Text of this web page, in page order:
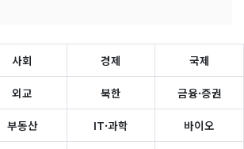
사회 경제 국제
외교 북한 금융·증권
부동산 IT·과학 바이오